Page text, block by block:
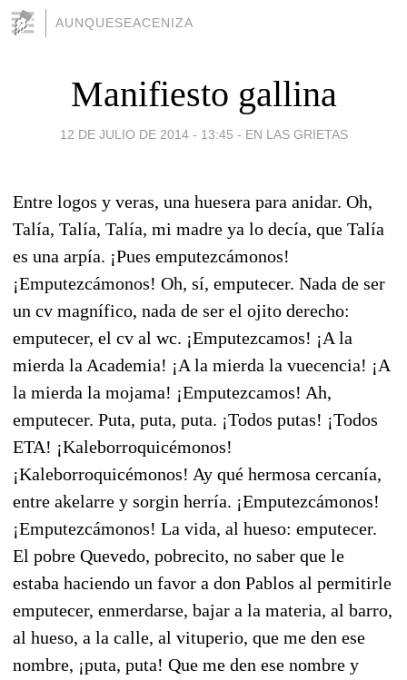
AUNQUESEACENIZA
Manifiesto gallina
12 DE JULIO DE 2014 - 13:45 - EN LAS GRIETAS
Entre logos y veras, una huesera para anidar. Oh,
Talía, Talía, Talía, mi madre ya lo decía, que Talía
es una arpía. ¡Pues emputezcámonos!
¡Emputezcámonos! Oh, sí, emputecer. Nada de ser
un cv magnífico, nada de ser el ojito derecho:
emputecer, el cv al wc. ¡Emputezcamos! ¡A la
mierda la Academia! ¡A la mierda la vuecencia! ¡A
la mierda la mojama! ¡Emputezcamos! Ah,
emputecer. Puta, puta, puta. ¡Todos putas! ¡Todos
ETA! ¡Kaleborroquicémonos!
¡Kaleborroquicémonos! Ay qué hermosa cercanía,
entre akelarre y sorgin herría. ¡Emputezcámonos!
¡Emputezcámonos! La vida, al hueso: emputecer.
El pobre Quevedo, pobrecito, no saber que le
estaba haciendo un favor a don Pablos al permitirle
emputecer, enmerdarse, bajar a la materia, al barro,
al hueso, a la calle, al vituperio, que me den ese
nombre, ¡puta, puta! Que me den ese nombre y